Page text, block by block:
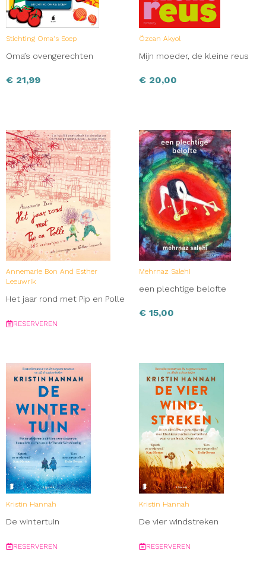
Stichting Oma's Soep
Oma’s ovengerechten
€ 21,99
Özcan Akyol
Mijn moeder, de kleine reus
€ 20,00
Annemarie Bon And Esther
Leeuwrik
Het jaar rond met Pip en Polle
RESERVEREN
Mehrnaz Salehi
een plechtige belofte
€ 15,00
Kristin Hannah
De wintertuin
RESERVEREN
Kristin Hannah
De vier windstreken
RESERVEREN